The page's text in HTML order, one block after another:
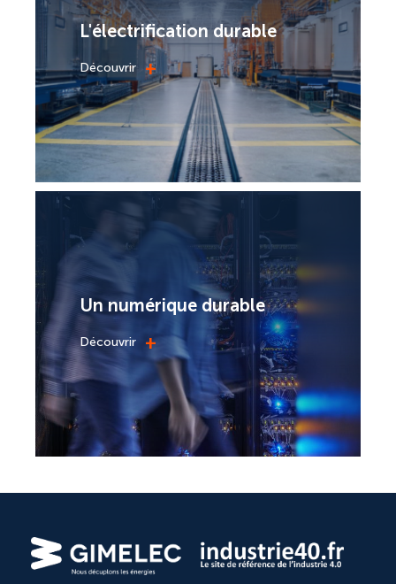
L'électrification durable
Découvrir +
Un numérique durable
Découvrir +